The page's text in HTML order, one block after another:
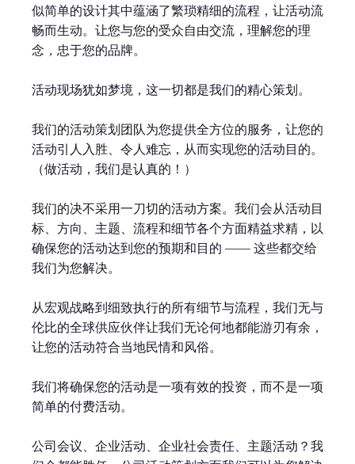
似简单的设计其中蕴涵了繁琐精细的流程，让活动流
畅而生动。让您与您的受众自由交流，理解您的理
念，忠于您的品牌。
活动现场犹如梦境，这一切都是我们的精心策划。
我们的活动策划团队为您提供全方位的服务，让您的
活动引人入胜、令人难忘，从而实现您的活动目的。
（做活动，我们是认真的！）
我们的决不采用一刀切的活动方案。我们会从活动目
标、方向、主题、流程和细节各个方面精益求精，以
确保您的活动达到您的预期和目的 —— 这些都交给
我们为您解决。
从宏观战略到细致执行的所有细节与流程，我们无与
伦比的全球供应伙伴让我们无论何地都能游刃有余，
让您的活动符合当地民情和风俗。
我们将确保您的活动是一项有效的投资，而不是一项
简单的付费活动。
公司会议、企业活动、企业社会责任、主题活动？我